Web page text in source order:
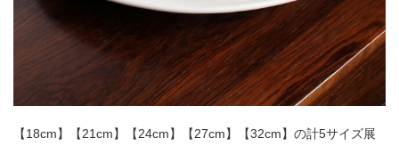
【18cm】【21cm】【24cm】【27cm】【32cm】の計5サイズ展